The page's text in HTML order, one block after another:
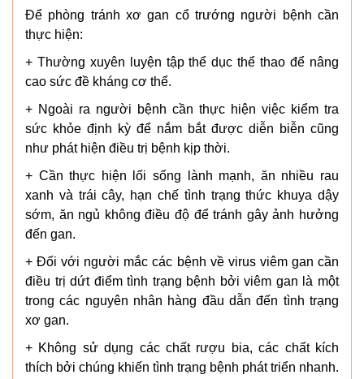
Để phòng tránh xơ gan cổ trướng người bệnh cần
thực hiện:
+ Thường xuyên luyện tập thể dục thể thao để nâng
cao sức đề kháng cơ thể.
+ Ngoài ra người bệnh cần thực hiện việc kiểm tra
sức khỏe định kỳ để nắm bắt được diễn biễn cũng
như phát hiện điều trị bệnh kịp thời.
+ Cần thực hiện lối sống lành mạnh, ăn nhiều rau
xanh và trái cây, hạn chế tình trạng thức khuya dậy
sớm, ăn ngủ không điều độ để tránh gây ảnh hưởng
đến gan.
+ Đối với người mắc các bệnh về virus viêm gan cần
điều trị dứt điểm tình trạng bệnh bởi viêm gan là một
trong các nguyên nhân hàng đầu dẫn đến tình trạng
xơ gan.
+ Không sử dụng các chất rượu bia, các chất kích
thích bởi chúng khiến tình trạng bệnh phát triển nhanh.